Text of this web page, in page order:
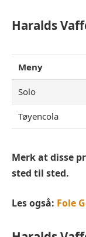
Haralds
Meny
Solo
Tøyencola
Merk at disse
sted til sted.
Les også: Fole